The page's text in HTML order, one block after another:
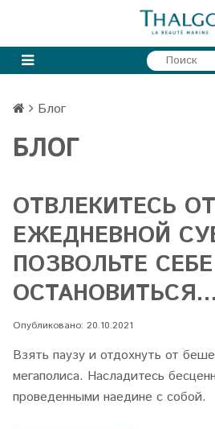
Блог
БЛОГ
ОТВЛЕКИТЕСЬ ОТ
ЕЖЕДНЕВНОЙ
ПОЗВОЛЬТЕ СЕБЕ
Опубликовано: 20.10.2021
Взять паузу и отдохнуть от
мегаполиса. Насладитесь
проведенными наедине с собой.